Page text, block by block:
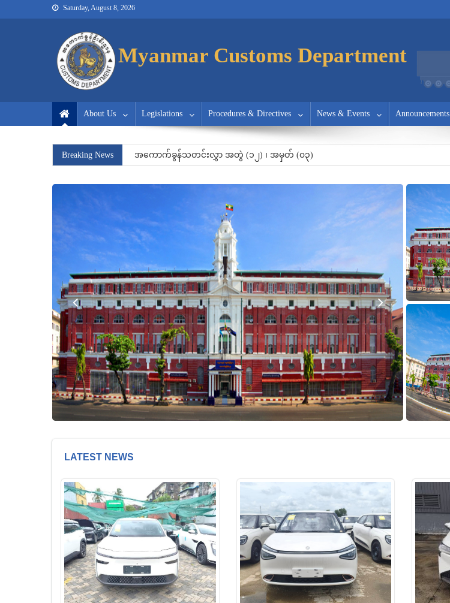
Saturday, August 8, 2026
Myanmar Customs
Myanmar Customs
Myanmar Customs Department
About Us Legislations Procedures & Directives News & Events Announcements
Breaking News
အကောက်ခွန်သတင်းလွှာ အတွဲ (၁၁) အမှတ်(၇)
အကောက်ခွန်သတင်းလွှာ အတွဲ (၁၂) ၊ အမှတ် (၀၃)
အကောက်ခွန်သတင်းလွှာ အတွဲ (၁၁) အမှတ်(၇)
အကောက်ခွန်သတင်းလွှာ အတွဲ (၁၂) ၊ အမှတ် (၀၃)
LATEST NEWS